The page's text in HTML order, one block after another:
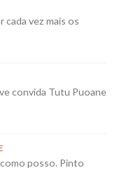
cada vez mais os
convida Tutu Puoane
posso. Pinto